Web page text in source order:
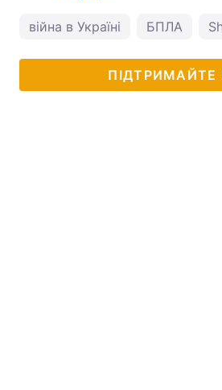
війна в Україні БПЛА
ПІДТРИМАЙТЕ